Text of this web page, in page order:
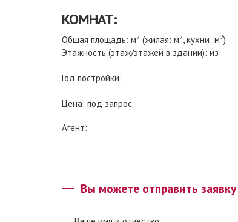
КОМНАТ:
Общая площадь: м2 (жилая: м2, кухни: м2)
Этажность (этаж/этажей в здании): из
Год постройки:
Цена: под запрос
Агент:
Вы можете отправить